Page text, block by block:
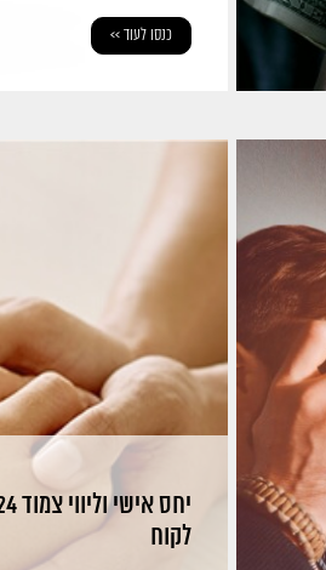
כנסו לעוד >>
לקוח